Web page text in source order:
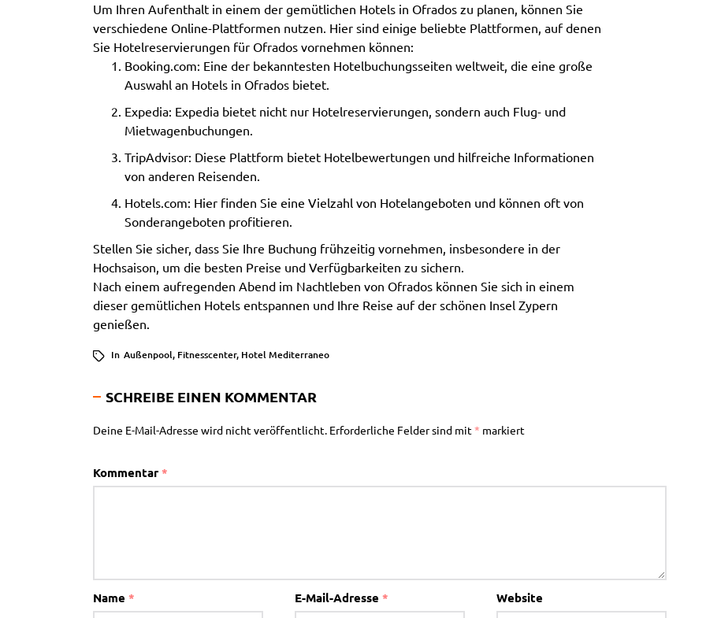
Um Ihren Aufenthalt in einem der gemütlichen Hotels in Ofrados zu planen, können Sie
verschiedene Online-Plattformen nutzen. Hier sind einige beliebte Plattformen, auf denen
Sie Hotelreservierungen für Ofrados vornehmen können:
Booking.com: Eine der bekanntesten Hotelbuchungsseiten weltweit, die eine große
Auswahl an Hotels in Ofrados bietet.
Expedia: Expedia bietet nicht nur Hotelreservierungen, sondern auch Flug- und
Mietwagenbuchungen.
TripAdvisor: Diese Plattform bietet Hotelbewertungen und hilfreiche Informationen
von anderen Reisenden.
Hotels.com: Hier finden Sie eine Vielzahl von Hotelangeboten und können oft von
Sonderangeboten profitieren.
Stellen Sie sicher, dass Sie Ihre Buchung frühzeitig vornehmen, insbesondere in der
Hochsaison, um die besten Preise und Verfügbarkeiten zu sichern.
Nach einem aufregenden Abend im Nachtleben von Ofrados können Sie sich in einem
dieser gemütlichen Hotels entspannen und Ihre Reise auf der schönen Insel Zypern
genießen.
In Außenpool, Fitnesscenter, Hotel Mediterraneo
SCHREIBE EINEN KOMMENTAR
Deine E-Mail-Adresse wird nicht veröffentlicht. Erforderliche Felder sind mit* markiert
Kommentar *
Name * E-Mail-Adresse * Website